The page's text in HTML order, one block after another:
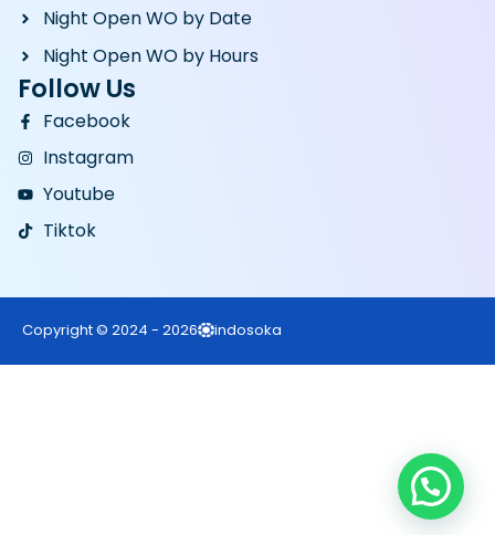
Night Open WO by Date
Night Open WO by Hours
Follow Us
Facebook
Instagram
Youtube
Tiktok
Copyright © 2024 - 2026 indosoka